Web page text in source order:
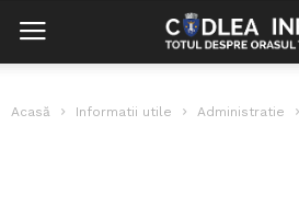
Acasă Informatii utile Administratie